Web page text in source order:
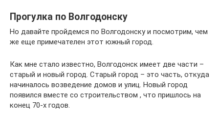
Прогулка по Волгодонску
Но давайте пройдемся по Волгодонску и посмотрим, чем
же еще примечателен этот южный город.
Как мне стало известно, Волгодонск имеет две части –
старый и новый город. Старый город – это часть, откуда
начиналось возведение домов и улиц. Новый город
появился вместе со строительством , что пришлось на
конец 70-х годов.